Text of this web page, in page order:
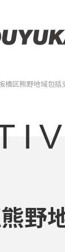
橋区熊野地域包括
野